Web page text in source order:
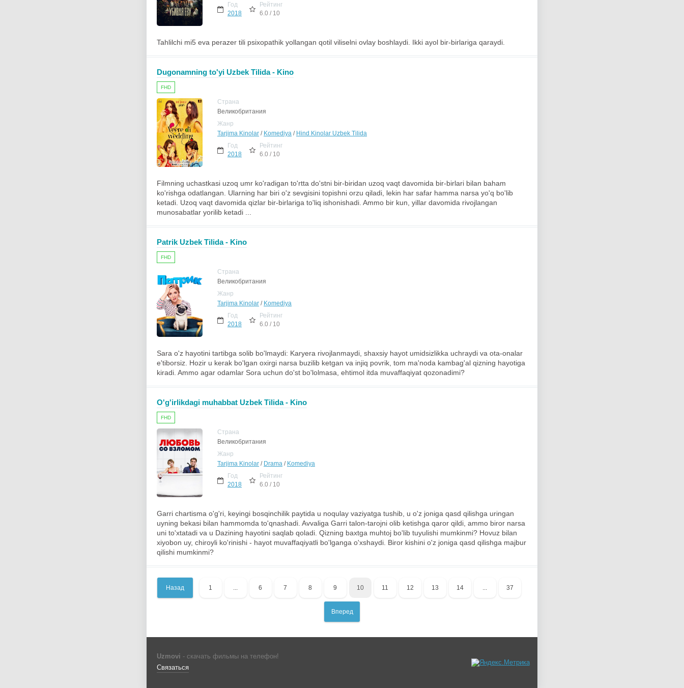
Год
2018
Рейтинг
6.0 / 10
Tahlilchi mi5 eva perazer tili psixopathik yollangan qotil viliselni ovlay boshlaydi. Ikki ayol bir-birlariga qaraydi.
Dugonamning to'yi Uzbek Tilida - Kino
FHD
Страна
Великобритания
Жанр
Tarjima Kinolar / Komediya / Hind Kinolar Uzbek Tilida
Год
2018
Рейтинг
6.0 / 10
Filmning uchastkasi uzoq umr ko'radigan to'rtta do'stni bir-biridan uzoq vaqt davomida bir-birlari bilan baham
ko'rishga odatlangan. Ularning har biri o'z sevgisini topishni orzu qiladi, lekin har safar hamma narsa yo'q bo'lib
ketadi. Uzoq vaqt davomida qizlar bir-birlariga to'liq ishonishadi. Ammo bir kun, yillar davomida rivojlangan
munosabatlar yorilib ketadi ...
Patrik Uzbek Tilida - Kino
FHD
Страна
Великобритания
Жанр
Tarjima Kinolar / Komediya
Год
2018
Рейтинг
6.0 / 10
Sara o'z hayotini tartibga solib bo'lmaydi: Karyera rivojlanmaydi, shaxsiy hayot umidsizlikka uchraydi va ota-onalar
e'tiborsiz. Hozir u kerak bo'lgan oxirgi narsa buzilib ketgan va injiq povrik, tom ma'noda kambag'al qizning hayotiga
kiradi. Ammo agar odamlar Sora uchun do'st bo'lolmasa, ehtimol itda muvaffaqiyat qozonadimi?
O'g'irlikdagi muhabbat Uzbek Tilida - Kino
FHD
Страна
Великобритания
Жанр
Tarjima Kinolar / Drama / Komediya
Год
2018
Рейтинг
6.0 / 10
Garri chartisma o'g'ri, keyingi bosqinchilik paytida u noqulay vaziyatga tushib, u o'z joniga qasd qilishga uringan
uyning bekasi bilan hammomda to'qnashadi. Avvaliga Garri talon-tarojni olib ketishga qaror qildi, ammo biror narsa
uni to'xtatadi va u Dazining hayotini saqlab qoladi. Qizning baxtga muhtoj bo'lib tuyulishi mumkinmi? Hovuz bilan
xiyobon uy, chiroyli ko'rinishi - hayot muvaffaqiyatli bo'lganga o'xshaydi. Biror kishini o'z joniga qasd qilishga majbur
qilishi mumkinmi?
Назад 1 ... 6 7 8 9 10 11 12 13 14 ... 37
Вперед
Uzmovi - скачать фильмы на телефон!
Связаться